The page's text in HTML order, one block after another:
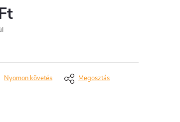
Nyomon követés Megosztás